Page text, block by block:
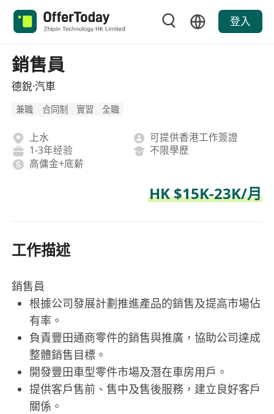
登入
銷售員
德銳·汽車
兼職 合同制 實習 全職
上水
可提供香港工作簽證
1-3年经验
不限學歷
高傭金+底薪
HK $15K-23K/月
工作描述
銷售員
根據公司發展計劃推進產品的銷售及提高市場佔
有率。
負責豐田通商零件的銷售與推廣，協助公司達成
整體銷售目標。
開發豐田車型零件市場及潛在車房用戶。
提供客戶售前、售中及售後服務，建立良好客戶
關係。